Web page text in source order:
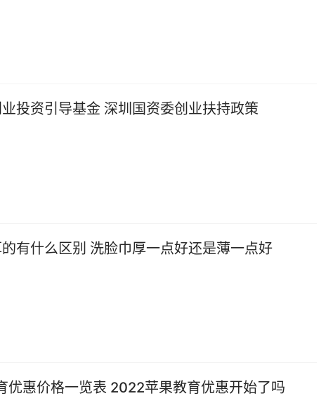
投资引导基金 深圳国资委创业扶持政策
有什么区别 洗脸巾厚一点好还是薄一点好
优惠价格一览表 2022苹果教育优惠开始了吗